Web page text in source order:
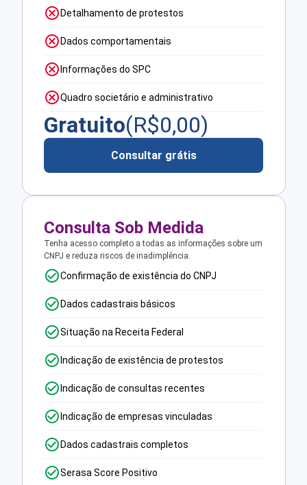
Detalhamento de protestos
Dados comportamentais
Informações do SPC
Quadro societário e administrativo
Gratuito(R$0,00)
Consultar grátis
Consulta Sob Medida
Tenha acesso completo a todas as informações sobre um
CNPJ e reduza riscos de inadimplência.
Confirmação de existência do CNPJ
Dados cadastrais básicos
Situação na Receita Federal
Indicação de existência de protestos
Indicação de consultas recentes
Indicação de empresas vinculadas
Dados cadastrais completos
Serasa Score Positivo